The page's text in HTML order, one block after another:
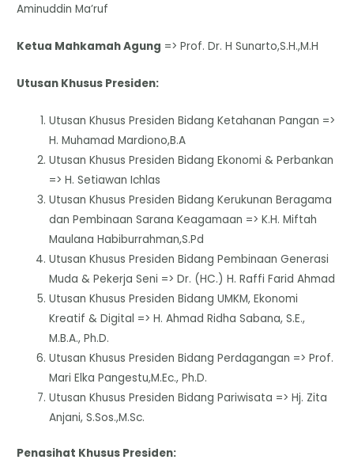
Aminuddin Ma’ruf
Ketua Mahkamah Agung => Prof. Dr. H Sunarto,S.H.,M.H
Utusan Khusus Presiden:
Utusan Khusus Presiden Bidang Ketahanan Pangan =>
H. Muhamad Mardiono,B.A
Utusan Khusus Presiden Bidang Ekonomi & Perbankan
=> H. Setiawan Ichlas
Utusan Khusus Presiden Bidang Kerukunan Beragama
dan Pembinaan Sarana Keagamaan => K.H. Miftah
Maulana Habiburrahman,S.Pd
Utusan Khusus Presiden Bidang Pembinaan Generasi
Muda & Pekerja Seni => Dr. (HC.) H. Raffi Farid Ahmad
Utusan Khusus Presiden Bidang UMKM, Ekonomi
Kreatif & Digital => H. Ahmad Ridha Sabana, S.E.,
M.B.A., Ph.D.
Utusan Khusus Presiden Bidang Perdagangan => Prof.
Mari Elka Pangestu,M.Ec., Ph.D.
Utusan Khusus Presiden Bidang Pariwisata => Hj. Zita
Anjani, S.Sos.,M.Sc.
Penasihat Khusus Presiden: